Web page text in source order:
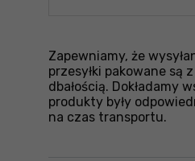
Zapewniamy, że
przesyłki pakowane są
dbałością. Dokładamy
produkty były
na czas transportu.